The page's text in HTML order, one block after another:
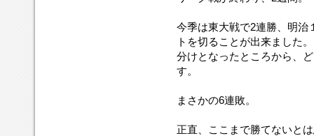
今季は東大戦で2連勝、明治
トを切ることが出来ました
分けとなったところから、
す。
まさかの6連敗。
正直、ここまで勝てないと